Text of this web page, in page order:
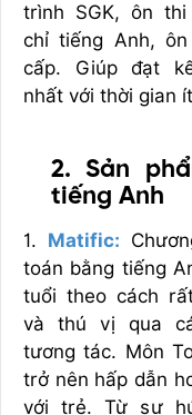
trình SGK, ôn
chỉ tiếng Anh,
cấp. Giúp đạt
nhất với thời gian
2. Sản
tiếng Anh
1. Matific:
toán bằng tiếng
tuổi theo cách
và thú vị qua
tương tác. Môn
trở nên hấp dẫn
với trẻ. Từ sự